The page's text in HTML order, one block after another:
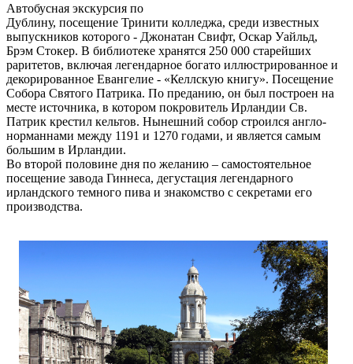
Автобусная экскурсия по
Дублину, посещение Тринити колледжа, среди известных
выпускников которого - Джонатан Свифт, Оскар Уайльд,
Брэм Стокер. В библиотеке хранятся 250 000 старейших
раритетов, включая легендарное богато иллюстрированное и
декорированное Евангелие - «Келлскую книгу». Посещение
Собора Святого Патрика. По преданию, он был построен на
месте источника, в котором покровитель Ирландии Св.
Патрик крестил кельтов. Нынешний собор строился англо-
норманнами между 1191 и 1270 годами, и является самым
большим в Ирландии.
Во второй половине дня по желанию – самостоятельное
посещение завода Гиннеса, дегустация легендарного
ирландского темного пива и знакомство с секретами его
производства.